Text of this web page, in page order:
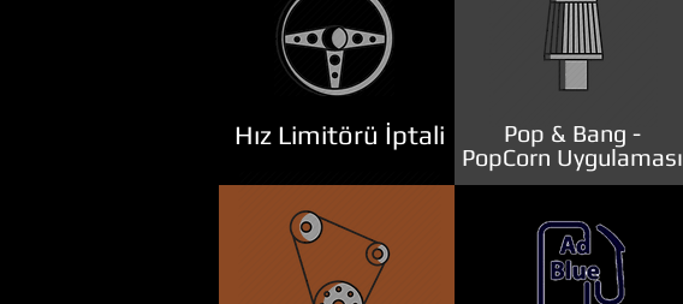
Hız Limitörü İptali
Pop & Bang -
PopCorn Uygulaması